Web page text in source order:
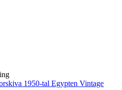
1950-tal Egypten Vintage